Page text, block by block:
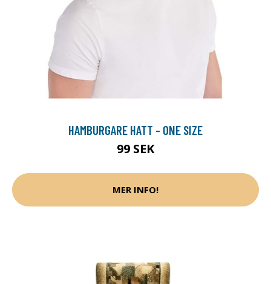
HAMBURGARE HATT - ONE SIZE
99 SEK
MER INFO!